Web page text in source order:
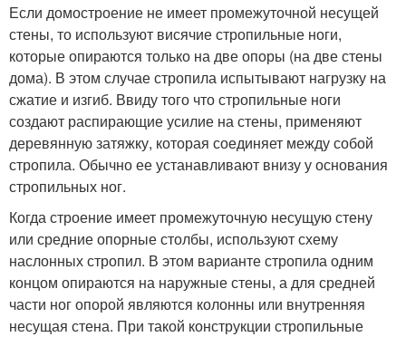
Если домостроение не имеет промежуточной несущей
стены, то используют висячие стропильные ноги,
которые опираются только на две опоры (на две стены
дома). В этом случае стропила испытывают нагрузку на
сжатие и изгиб. Ввиду того что стропильные ноги
создают распирающие усилие на стены, применяют
деревянную затяжку, которая соединяет между собой
стропила. Обычно ее устанавливают внизу у основания
стропильных ног.
Когда строение имеет промежуточную несущую стену
или средние опорные столбы, используют схему
наслонных стропил. В этом варианте стропила одним
концом опираются на наружные стены, а для средней
части ног опорой являются колонны или внутренняя
несущая стена. При такой конструкции стропильные